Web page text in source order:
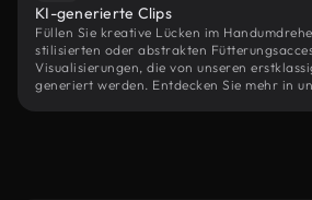
KI-generierte Clips
Füllen Sie kreative Lücken im
stilisierten oder abstrakten
Visualisierungen, die von unseren
generiert werden. Entdecken Sie mehr in